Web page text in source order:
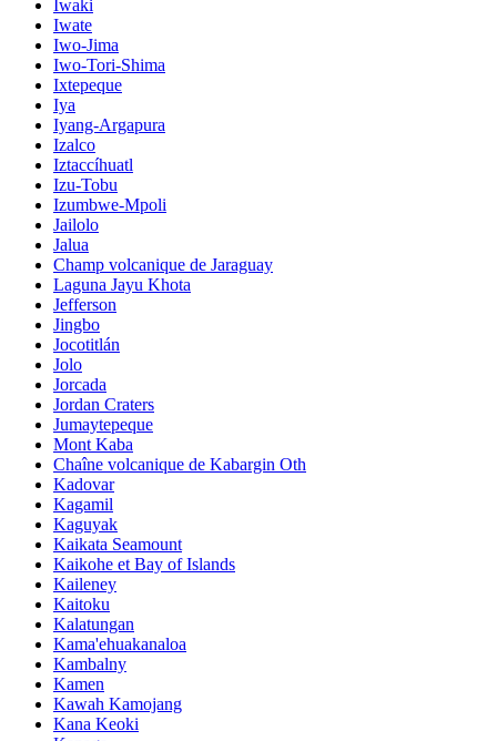
Iwaki
Iwate
Iwo-Jima
Iwo-Tori-Shima
Ixtepeque
Iya
Iyang-Argapura
Izalco
Iztaccíhuatl
Izu-Tobu
Izumbwe-Mpoli
Jailolo
Jalua
Champ volcanique de Jaraguay
Laguna Jayu Khota
Jefferson
Jingbo
Jocotitlán
Jolo
Jorcada
Jordan Craters
Jumaytepeque
Mont Kaba
Chaîne volcanique de Kabargin Oth
Kadovar
Kagamil
Kaguyak
Kaikata Seamount
Kaikohe et Bay of Islands
Kaileney
Kaitoku
Kalatungan
Kama'ehuakanaloa
Kambalny
Kamen
Kawah Kamojang
Kana Keoki